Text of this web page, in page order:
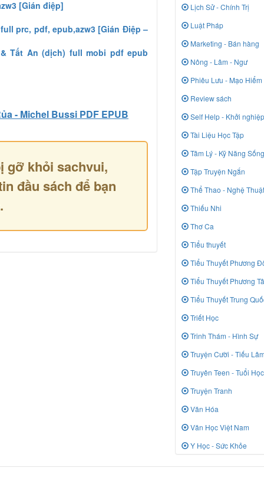
[Gián điệp]
prc, pdf, epub,azw3 [Gián Điệp –
Tất An (dịch) full mobi pdf epub
- Michel Bussi PDF EPUB
gỡ khỏi sachvui,
đầu sách để bạn
Lịch Sử - Chính Trị
Luật Pháp
Marketing - Bán hàng
Nông - Lâm - Ngư
Phiêu Lưu - Mạo Hiểm
Review sách
Self Help - Khởi nghiệp
Tài Liệu Học Tập
Tâm Lý - Kỹ Năng Sống
Tập Truyện Ngắn
Thể Thao - Nghệ Thuật
Thiếu Nhi
Thơ Ca
Tiểu thuyết
Tiểu Thuyết Phương
Tiểu Thuyết Phương
Tiểu Thuyết Trung
Triết Học
Trinh Thám - Hình Sự
Truyện Cười - Tiếu Lâm
Truyên Teen - Tuổi
Truyện Tranh
Văn Hóa
Văn Học Việt Nam
Y Học - Sức Khỏe